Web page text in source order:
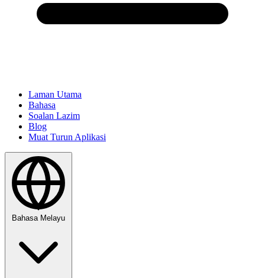
Laman Utama
Bahasa
Soalan Lazim
Blog
Muat Turun Aplikasi
Bahasa Melayu